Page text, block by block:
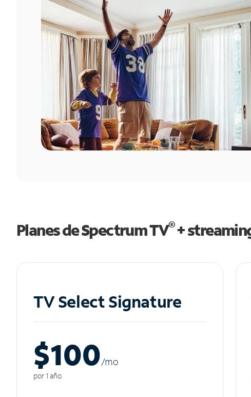
Planes de Spectrum TV®+
TV Select Signature
$100/mo
por 1 año